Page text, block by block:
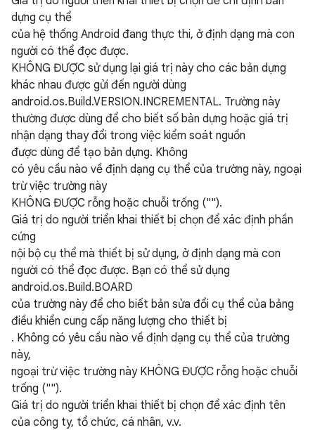
dựng cụ thể
của hệ thống Android đang thực thi, ở định dạng mà con
người có thể đọc được.
KHÔNG ĐƯỢC sử dụng lại giá trị này cho các bản dựng
khác nhau được gửi đến người dùng
android.os.Build.VERSION.INCREMENTAL. Trường này
thường được dùng để cho biết số bản dựng hoặc giá trị
nhận dạng thay đổi trong việc kiểm soát nguồn
được dùng để tạo bản dựng. Không
có yêu cầu nào về định dạng cụ thể của trường này, ngoại
trừ việc trường này
KHÔNG ĐƯỢC rỗng hoặc chuỗi trống ("").
Giá trị do người triển khai thiết bị chọn để xác định phần
cứng
nội bộ cụ thể mà thiết bị sử dụng, ở định dạng mà con
người có thể đọc được. Bạn có thể sử dụng
android.os.Build.BOARD
của trường này để cho biết bản sửa đổi cụ thể của bảng
điều khiển cung cấp năng lượng cho thiết bị
. Không có yêu cầu nào về định dạng cụ thể của trường
này,
ngoại trừ việc trường này KHÔNG ĐƯỢC rỗng hoặc chuỗi
trống ("").
Giá trị do người triển khai thiết bị chọn để xác định tên
của công ty, tổ chức, cá nhân, v.v.